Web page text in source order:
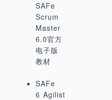
SAFe
Scrum
Master
6.0官方
电子版
教材
SAFe
6 Agilist